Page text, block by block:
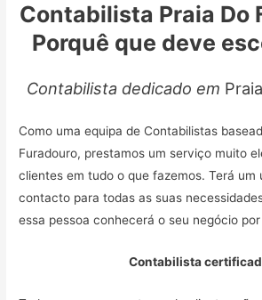
Contabilista Praia Do
Porquê que deve
Contabilista dedicado em
Como uma equipa de Contabilistas
Furadouro, prestamos um serviço muito
clientes em tudo o que fazemos. Terá um
contacto para todas as suas
essa pessoa conhecerá o seu negócio
Contabilista